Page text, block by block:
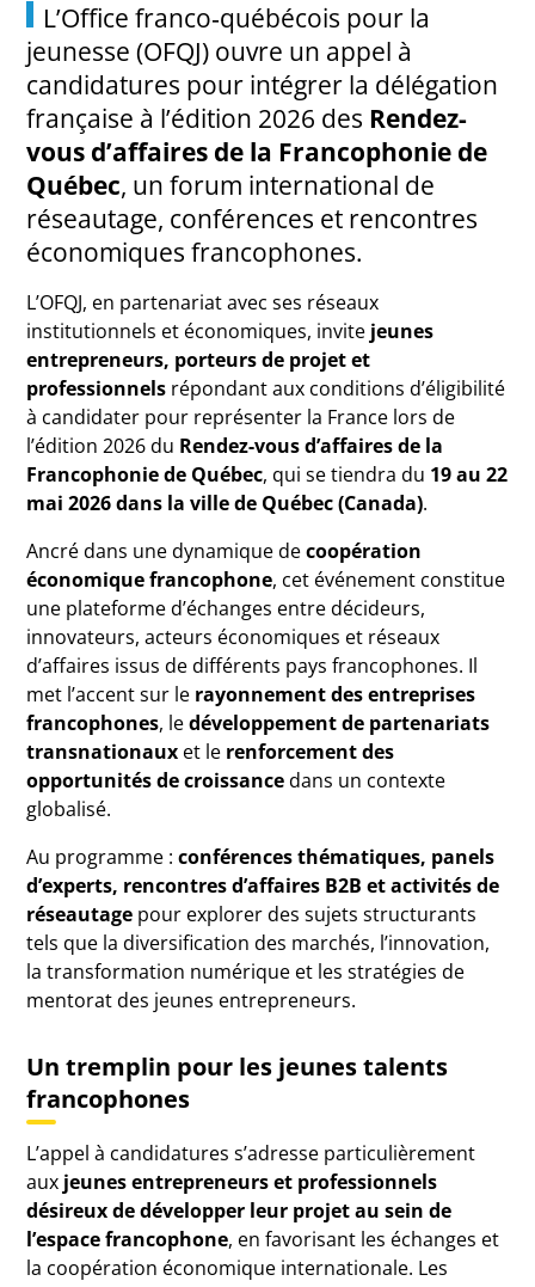
L’Office franco‑québécois pour la
jeunesse (OFQJ) ouvre un appel à
candidatures pour intégrer la délégation
française à l’édition 2026 des Rendez-
vous d’affaires de la Francophonie de
Québec, un forum international de
réseautage, conférences et rencontres
économiques francophones.
L’OFQJ, en partenariat avec ses réseaux
institutionnels et économiques, invite jeunes
entrepreneurs, porteurs de projet et
professionnels répondant aux conditions d’éligibilité
à candidater pour représenter la France lors de
l’édition 2026 du Rendez-vous d’affaires de la
Francophonie de Québec, qui se tiendra du 19 au 22
mai 2026 dans la ville de Québec (Canada).
Ancré dans une dynamique decoopération
économique francophone, cet événement constitue
une plateforme d’échanges entre décideurs,
innovateurs, acteurs économiques et réseaux
d’affaires issus de différents pays francophones. Il
met l’accent sur le rayonnement des entreprises
francophones, ledéveloppement de partenariats
transnationaux et le renforcement des
opportunités de croissancedans un contexte
globalisé.
Au programme :conférences thématiques, panels
d’experts, rencontres d’affaires B2B et activités de
réseautage pour explorer des sujets structurants
tels que la diversification des marchés, l’innovation,
la transformation numérique et les stratégies de
mentorat des jeunes entrepreneurs.
Un tremplin pour les jeunes talents
francophones
L’appel à candidatures s’adresse particulièrement
aux jeunes entrepreneurs et professionnels
désireux de développer leur projet au sein de
l’espace francophone, en favorisant les échanges et
la coopération économique internationale. Les